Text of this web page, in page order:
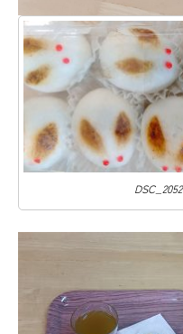
DSC_2052